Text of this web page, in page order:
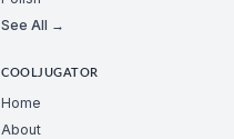
See All →
COOLJUGATOR
Home
About